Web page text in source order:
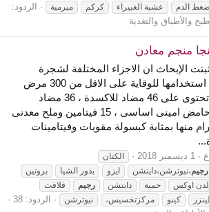
الدم عشبة الغبيراء كركم ميرمية
الردود:
والأطباق والتغذية
منجم معادن
الإبحاث ان الاجزاء المختلفة لشجرة
المورينجا يمكن استخدامها للوقاية على الاقل من 300 مرض
نبات المورينجا تحتوى على 46 مضاد للاكسدة ، 36 مضاد
الالتهابات ، 18 حامض امينى اساسى ، 15 فيتامين وملح معدنى
منها بمثابة كبسولة مقويات وفيتامينات
1 ديسمبر 2018
الكتان
رجيم،نيوترشن،دايتشن ايزو بذور الشيا
بروتين
اوكس حمية دايتشن رجيم
فلافت
كينو مركزتخسيس، نيوترشن
الردود: 38